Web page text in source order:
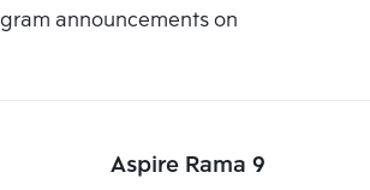
announcements on
Aspire Rama 9